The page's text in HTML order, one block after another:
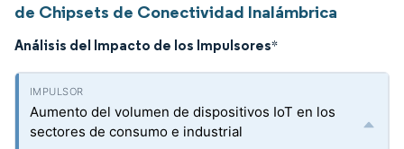
de Chipsets de Conectividad Inalámbrica
Análisis del Impacto de los Impulsores*
Aumento del volumen de dispositivos IoT en los
sectores de consumo e industrial